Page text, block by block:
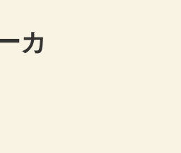
カ